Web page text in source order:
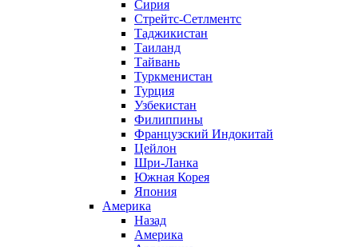
Сирия
Стрейтс-Сетлментс
Таджикистан
Таиланд
Тайвань
Туркменистан
Турция
Узбекистан
Филиппины
Французский Индокитай
Цейлон
Шри-Ланка
Южная Корея
Япония
Америка
Назад
Америка